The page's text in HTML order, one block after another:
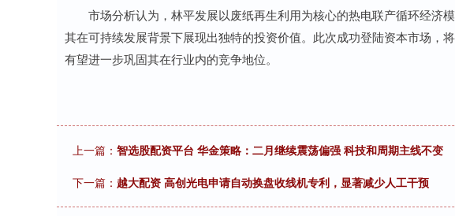
市场分析认为，林平发展以废纸再生利用为核心的热电联产循环经济
其在可持续发展背景下展现出独特的投资价值。此次成功登陆资本市场，
有望进一步巩固其在行业内的竞争地位。
上一篇： 智选股配资平台 华金策略：二月继续震荡偏强 科技和周期主线不变
下一篇： 越大配资 高创光电申请自动换盘收线机专利，显著减少人工干预